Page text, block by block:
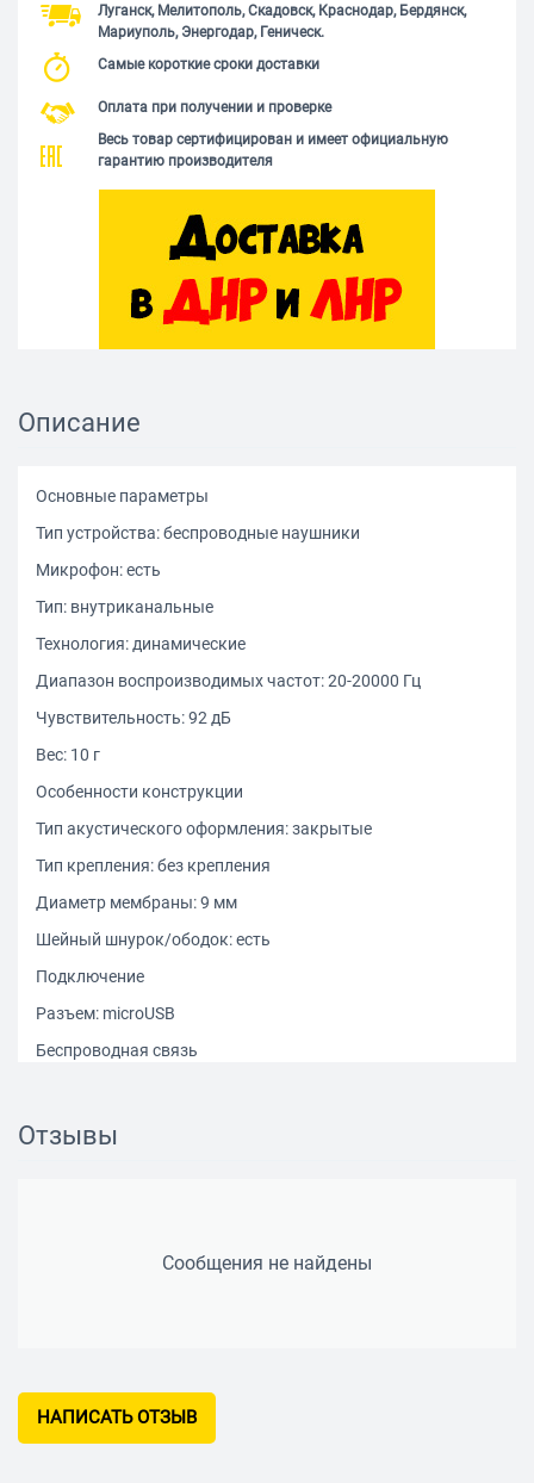
Луганск, Мелитополь, Скадовск, Краснодар, Бердянск,
Мариуполь, Энергодар, Геническ.
Самые короткие сроки доставки
Оплата при получении и проверке
Весь товар сертифицирован и имеет официальную
гарантию производителя
Описание
Основные параметры
Тип устройства: беспроводные наушники
Микрофон: есть
Тип: внутриканальные
Технология: динамические
Диапазон воспроизводимых частот: 20-20000 Гц
Чувствительность: 92 дБ
Вес: 10 г
Особенности конструкции
Тип акустического оформления: закрытые
Тип крепления: без крепления
Диаметр мембраны: 9 мм
Шейный шнурок/ободок: есть
Подключение
Разъем: microUSB
Беспроводная связь
Особенности
Возможность регулировки громкости: есть
Отзывы
Сообщения не найдены
НАПИСАТЬ ОТЗЫВ